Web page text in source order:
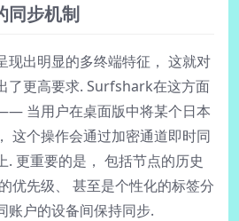
同步机制
现出明显的多终端特征， 这就对
了更高要求. Surfshark在这方面
当用户在桌面版中将某个日本
这个操作会通过加密通道即时同
. 更重要的是， 包括节点的历史
优先级、 甚至是个性化的标签分
账户的设备间保持同步.